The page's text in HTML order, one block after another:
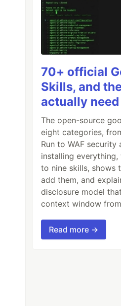
70+ official
Skills, and
actually
The open-source
eight categories,
Run to WAF security
installing
to nine skills, shows
add them, and
disclosure model
context window
Read more →